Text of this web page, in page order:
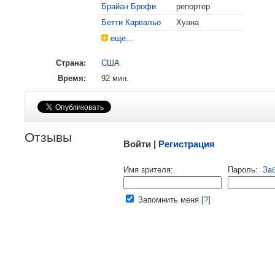
Брайан Брофи
репортер
Бетти Карвальо
Хуана
еще...
Страна:
США
Время:
92 мин.
Отзывы Войти | Регистрация
Имя зрителя: Пароль:
Запомнить меня [?]